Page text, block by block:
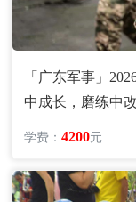
「广东军事」
中成长，磨练中
学费：4200元